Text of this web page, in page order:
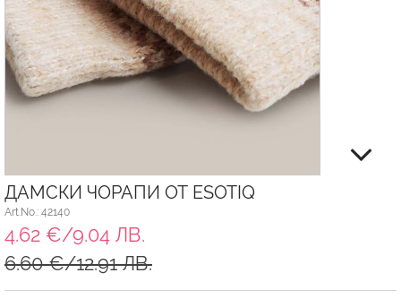
ДАМСКИ ЧОРАПИ ОТ ESOTIQ
Art.No.: 42140
4.62 €/9.04 ЛВ.
6.60 €/12.91 ЛВ.